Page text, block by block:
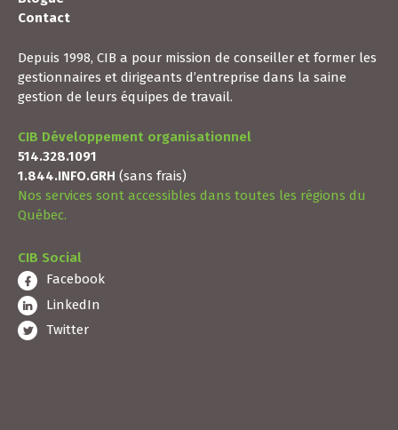
Contact
Depuis 1998, CIB a pour mission de conseiller et former les
gestionnaires et dirigeants d’entreprise dans la saine
gestion de leurs équipes de travail.
CIB Développement organisationnel
514.328.1091
1.844.INFO.GRH (sans frais)
Nos services sont accessibles dans toutes les régions du
Québec.
CIB Social
Facebook
LinkedIn
Twitter